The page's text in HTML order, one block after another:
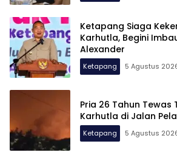
Ketapang Siaga
Karhutla, Begini
Alexander
Ketapang 5 Agustus
Pria 26 Tahun Tewas
Karhutla di Jalan
Ketapang 5 Agustus